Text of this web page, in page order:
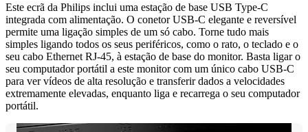
Este ecrã da Philips inclui uma estação de base USB Type-C
integrada com alimentação. O conetor USB-C elegante e reversível
permite uma ligação simples de um só cabo. Torne tudo mais
simples ligando todos os seus periféricos, como o rato, o teclado e o
seu cabo Ethernet RJ-45, à estação de base do monitor. Basta ligar o
seu computador portátil a este monitor com um único cabo USB-C
para ver vídeos de alta resolução e transferir dados a velocidades
extremamente elevadas, enquanto liga e recarrega o seu computador
portátil.